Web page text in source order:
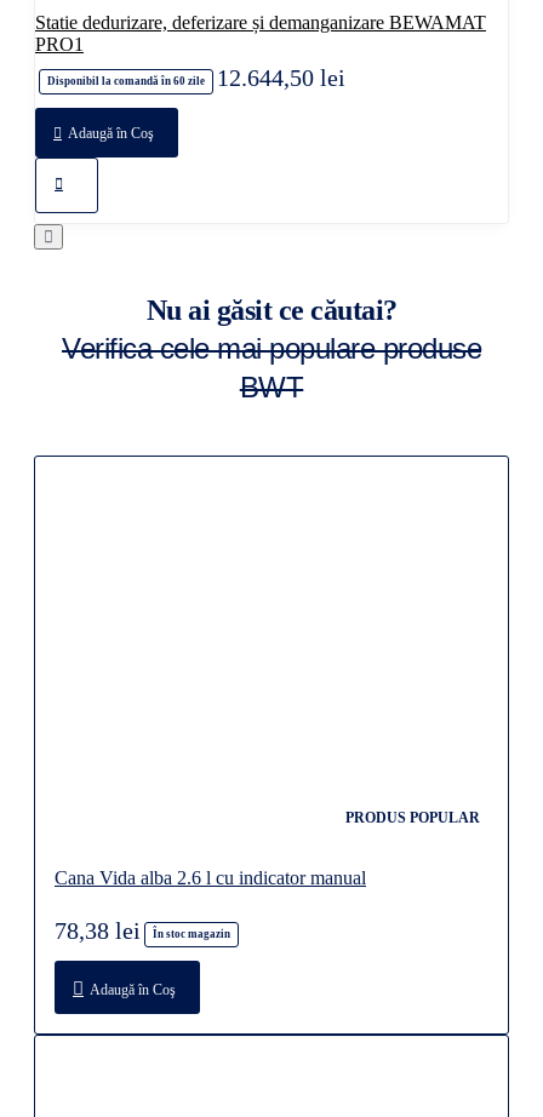
Statie dedurizare, deferizare și demanganizare BEWAMAT
PRO1
Disponibil la comandă în 60 zile 12.644,50 lei
Adaugă în Coş
Nu ai găsit ce căutai?
Verifica cele mai populare produse
BWT
PRODUS POPULAR
Cana Vida alba 2.6 l cu indicator manual
În stoc magazin
78,38 lei
Adaugă în Coş